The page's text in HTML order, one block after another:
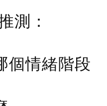
測：
個情緒階段